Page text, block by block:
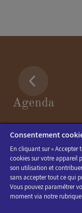
Agenda
Consentement
En cliquant sur « Accepter
cookies sur votre appareil
son utilisation et
sans accepter tout ce qui
Vous pouvez paramétrer
moment via notre